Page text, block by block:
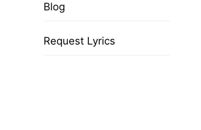
Blog
Request Lyrics